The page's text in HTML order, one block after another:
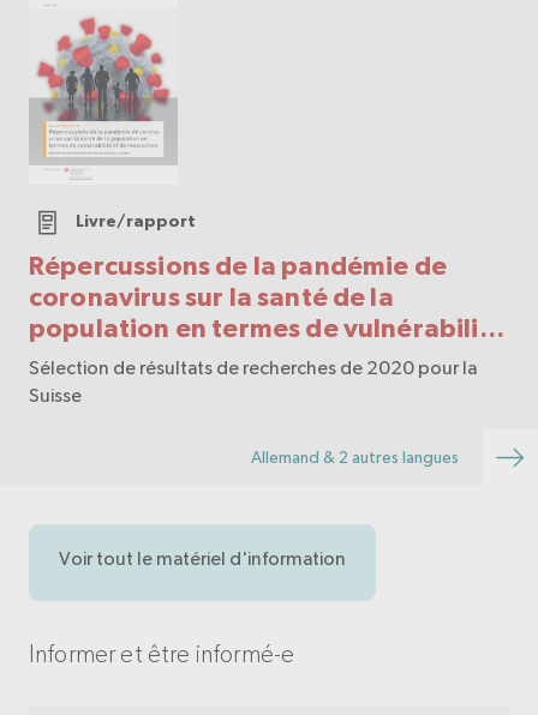
Répercussions de la pandémie de
coronavirus sur la santé de la
population en termes de vulnérabilité
et de ressources
Livre/rapport
Sélection de résultats de recherches de 2020 pour la
Suisse
Allemand & 2 autres langues
Voir tout le matériel d'information
Informer et être informé-e